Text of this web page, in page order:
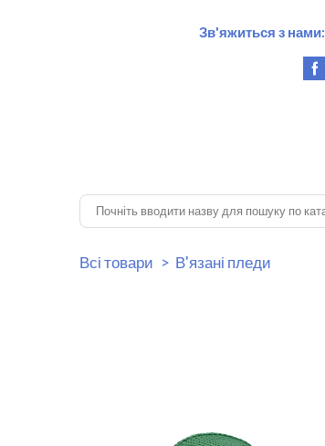
Зв'яжиться з нами:
Всі товари В'язані пледи